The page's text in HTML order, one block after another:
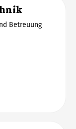
Betreuung